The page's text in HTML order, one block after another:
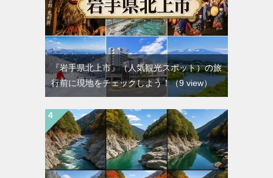
『岩手県北上市』（人気観光スポット）の旅
行前に現地をチェックしよう！（9 view）